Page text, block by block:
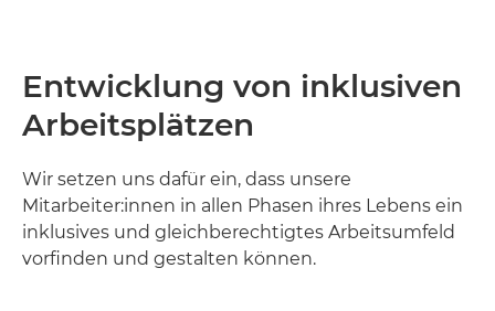
Entwicklung von inklusiven
Arbeitsplätzen
Wir setzen uns dafür ein, dass unsere
Mitarbeiter:innen in allen Phasen ihres Lebens ein
inklusives und gleichberechtigtes Arbeitsumfeld
vorfinden und gestalten können.